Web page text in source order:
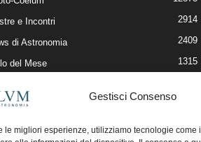
Gestisci Consenso
le migliori esperienze, utilizziamo tecnologie come
e Incontri 2914
di Astronomia 2409
del Mese 1315
e Risorse On-Line
della Redazione